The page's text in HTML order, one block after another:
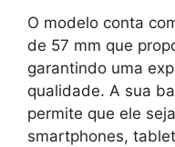
O modelo conta
de 57 mm que
garantindo uma
qualidade. A sua
permite que ele
smartphones,